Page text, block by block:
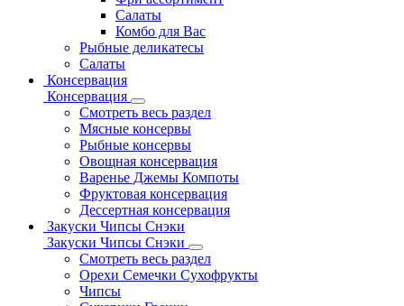
Салаты
Комбо для Вас
Рыбные деликатесы
Салаты
Консервация
Консервация
Смотреть весь раздел
Мясные консервы
Рыбные консервы
Овощная консервация
Варенье Джемы Компоты
Фруктовая консервация
Дессертная консервация
Закуски Чипсы Снэки
Закуски Чипсы Снэки
Смотреть весь раздел
Орехи Семечки Сухофрукты
Чипсы